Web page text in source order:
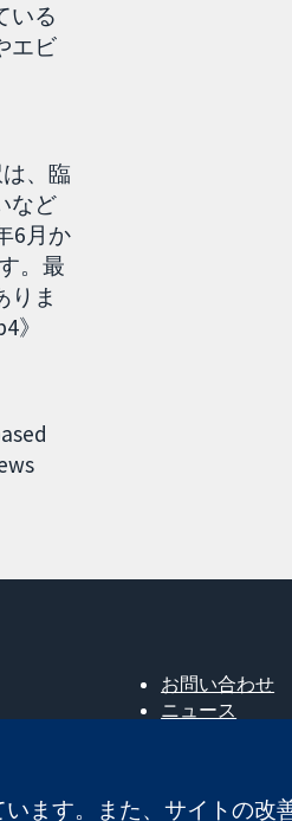
いる
エビ
、臨
など
6月か
。最
りま
》
お問い合わせ
ニュース
Cochrane
ます。また、サイトの改